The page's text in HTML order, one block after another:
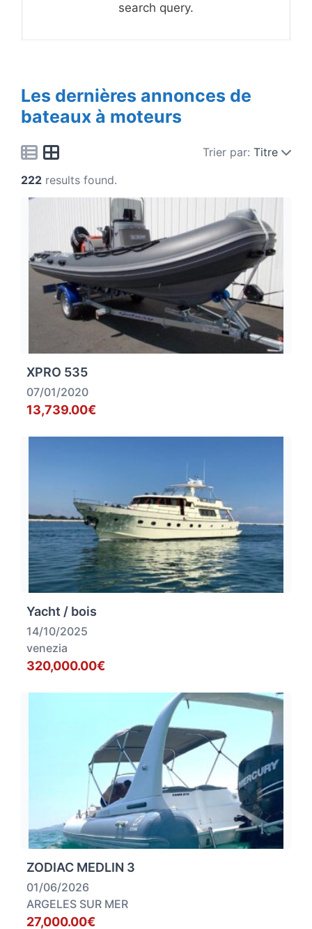
search query.
Les dernières annonces de
bateaux à moteurs
Trier par: Titre
222 results found.
XPRO 535
07/01/2020
13,739.00€
Yacht / bois
14/10/2025
venezia
320,000.00€
ZODIAC MEDLIN 3
01/06/2026
ARGELES SUR MER
27,000.00€